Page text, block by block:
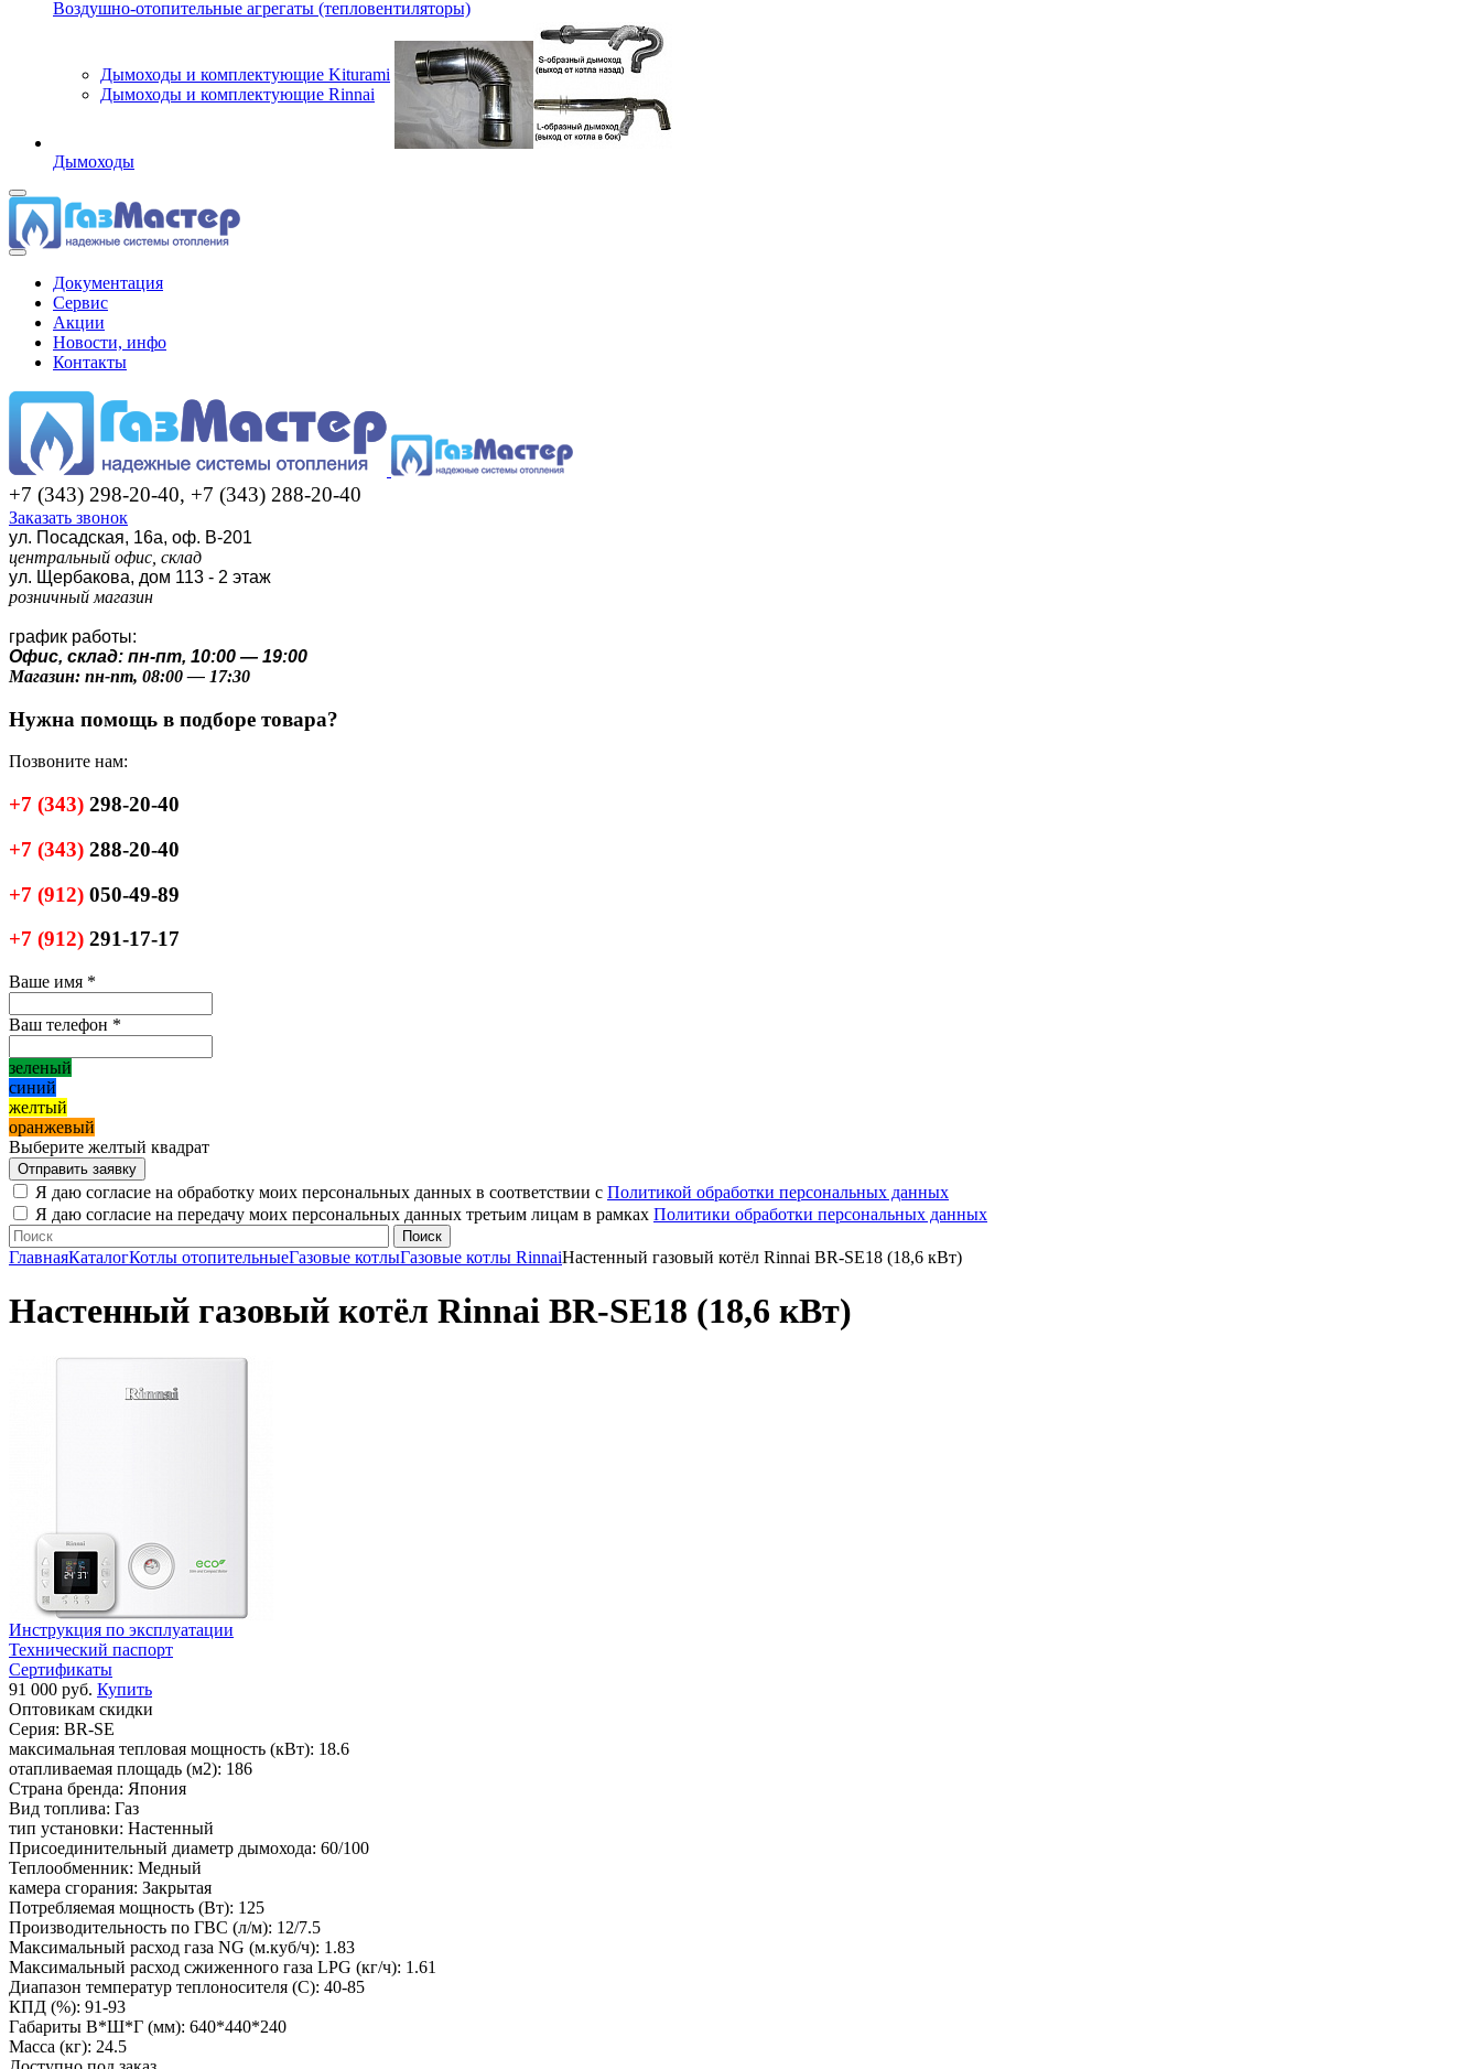
Воздушно-отопительные агрегаты (тепловентиляторы)
Дымоходы и комплектующие Kiturami
Дымоходы и комплектующие Rinnai
Дымоходы
Документация
Сервис
Акции
Новости, инфо
Контакты
+7 (343) 298-20-40, +7 (343) 288-20-40
Заказать звонок
ул. Посадская, 16а, оф. В-201
центральный офис, склад
ул. Щербакова, дом 113 - 2 этаж
розничный магазин
график работы:
Офис, склад: пн-пт, 10:00 — 19:00
Магазин: пн-пт, 08:00 — 17:30
Нужна помощь в подборе товара?
Позвоните нам:
+7 (343) 298-20-40
+7 (343) 288-20-40
+7 (912) 050-49-89
+7 (912) 291-17-17
Ваше имя *
Ваш телефон *
зеленый
синий
желтый
оранжевый
Выберите желтый квадрат
Я даю согласие на обработку моих персональных данных в соответствии с Политикой обработки персональных данных
Я даю согласие на передачу моих персональных данных третьим лицам в рамках Политики обработки персональных данных
ГлавнаяКаталогКотлы отопительныеГазовые котлыГазовые котлы RinnaiНастенный газовый котёл Rinnai BR-SE18 (18,6 кВт)
Настенный газовый котёл Rinnai BR-SE18 (18,6 кВт)
Инструкция по эксплуатации
Технический паспорт
Сертификаты
91 000 руб. Купить
Оптовикам скидки
Серия: BR-SE
максимальная тепловая мощность (кВт): 18.6
отапливаемая площадь (м2): 186
Страна бренда: Япония
Вид топлива: Газ
тип установки: Настенный
Присоединительный диаметр дымохода: 60/100
Теплообменник: Медный
камера сгорания: Закрытая
Потребляемая мощность (Вт): 125
Производительность по ГВС (л/м): 12/7.5
Максимальный расход газа NG (м.куб/ч): 1.83
Максимальный расход сжиженного газа LPG (кг/ч): 1.61
Диапазон температур теплоносителя (С): 40-85
КПД (%): 91-93
Габариты В*Ш*Г (мм): 640*440*240
Масса (кг): 24.5